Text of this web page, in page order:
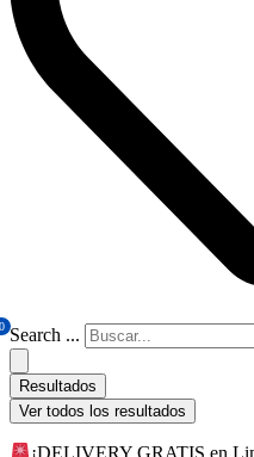
0 Search ...
Resultados
Ver todos los resultados